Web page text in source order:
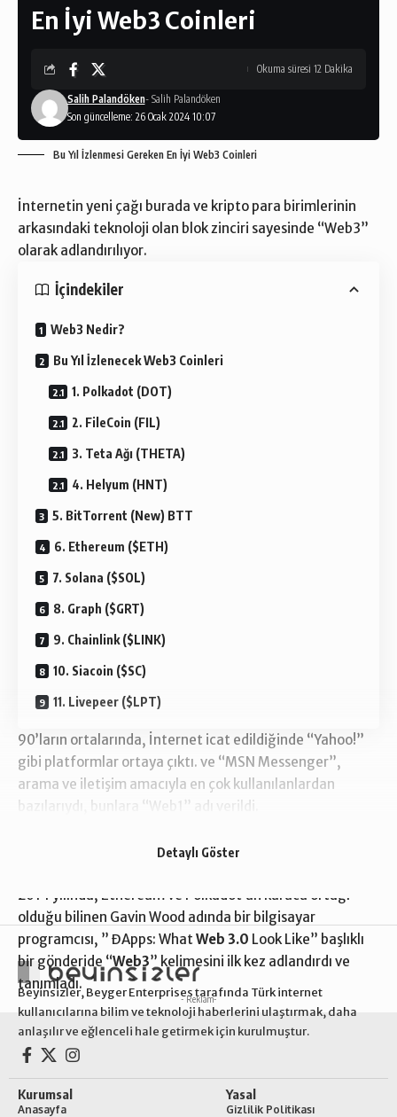
En İyi Web3 Coinleri
Son güncelleme: 26 Ocak 2024 10:07
Salih Palandöken- Salih Palandöken
Okuma süresi 12 Dakika
Bu Yıl İzlenmesi Gereken En İyi Web3 Coinleri
İnternetin yeni çağı burada ve kripto para birimlerinin
arkasındaki teknoloji olan blok zinciri sayesinde “Web3”
olarak adlandırılıyor.
İçindekiler
Web3 Nedir?
Bu Yıl İzlenecek Web3 Coinleri
1. Polkadot (DOT)
2. FileCoin (FIL)
3. Teta Ağı (THETA)
4. Helyum (HNT)
5. BitTorrent (New) BTT
6. Ethereum ($ETH)
7. Solana ($SOL)
8. Graph ($GRT)
9. Chainlink ($LINK)
10. Siacoin ($SC)
11. Livepeer ($LPT)
90’ların ortalarında, İnternet icat edildiğinde “Yahoo!”
gibi platformlar ortaya çıktı. ve “MSN Messenger”,
arama ve iletişim amacıyla en çok kullanılanlardan
bazılarıydı, bunlara “Web1” adı verildi.
internetin “Web2” olarak bilinen bu yeni evresinde
2014 yılında, Ethereum ve Polkadot’un kurucu ortağı
olduğu bilinen Gavin Wood adında bir bilgisayar
programcısı, ” ĐApps: What Web 3.0 Look Like” başlıklı
bir gönderide “Web3” kelimesini ilk kez adlandırdı ve
tanımladı.
- Reklam-
Detaylı Göster
Beyinsizler, Beyger Enterprises tarafında Türk internet
kullanıcılarına bilim ve teknoloji haberlerini ulaştırmak, daha
anlaşılır ve eğlenceli hale getirmek için kurulmuştur.
Kurumsal
Anasayfa
Yasal
Gizlilik Politikası